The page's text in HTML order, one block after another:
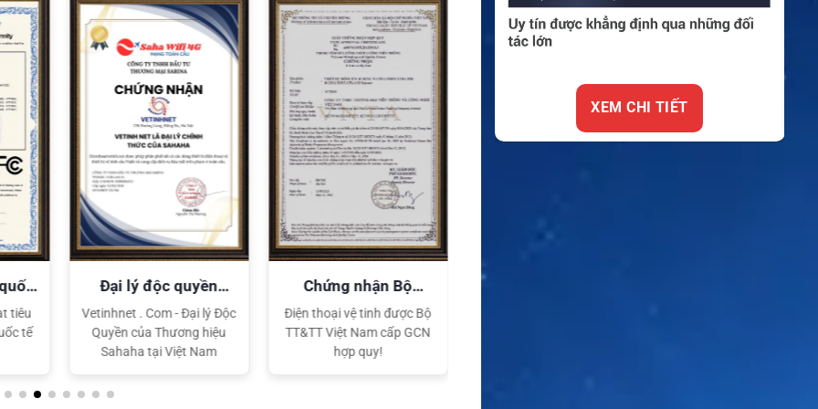
Độc
hiệu
Chứng nhận Bộ
TT&TT
Điện thoại vệ tinh được Bộ
TT&TT Việt Nam cấp GCN
hợp quy!
Chứng nhận CE quốc
tế
Điện thoại vệ tinh đạt tiêu
chuẩn chất lượng quốc tế
Chứng nhận FC quốc
XEM CHI TIẾT XEM CHI TIẾT XEM CHI TIẾT